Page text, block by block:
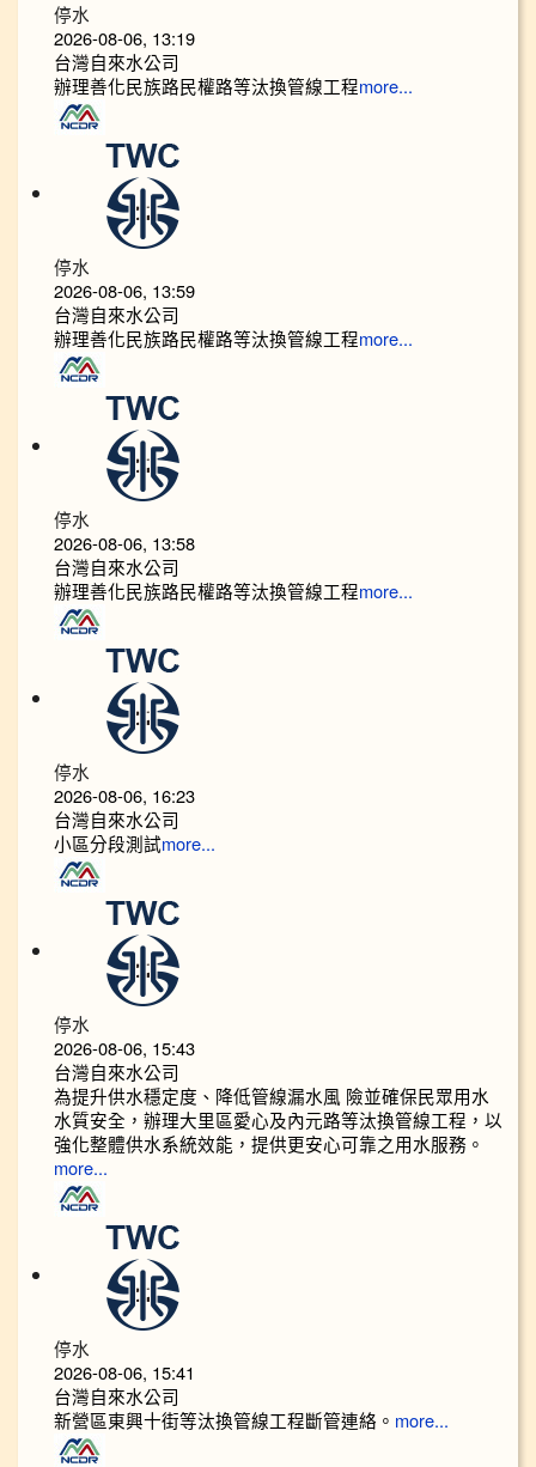
停水
2026-08-06, 13:19
台灣自來水公司
辦理善化民族路民權路等汰換管線工程more...
停水
2026-08-06, 13:59
台灣自來水公司
辦理善化民族路民權路等汰換管線工程more...
停水
2026-08-06, 13:58
台灣自來水公司
辦理善化民族路民權路等汰換管線工程more...
停水
2026-08-06, 16:23
台灣自來水公司
小區分段測試more...
停水
2026-08-06, 15:43
台灣自來水公司
為提升供水穩定度、降低管線漏水風 險並確保民眾用水
水質安全，辦理大里區愛心及內元路等汰換管線工程，以
強化整體供水系統效能，提供更安心可靠之用水服務。
more...
停水
2026-08-06, 15:41
台灣自來水公司
新營區東興十街等汰換管線工程斷管連絡。 more...